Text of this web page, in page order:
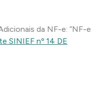
da NF-e: “NF-e
SINIEF nº 14 DE